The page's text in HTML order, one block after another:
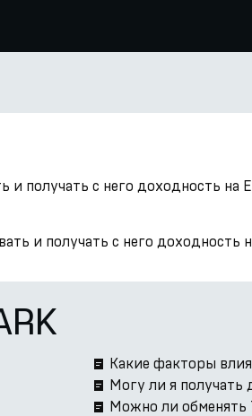
получать с него доходность на
и получать с него доходность
Какие факторы
Могу ли я получать
Можно ли обменять